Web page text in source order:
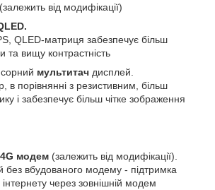
(залежить від модифікації)
QLED-матриця забезпечує більш
та вищу контрастність
мультитач дисплей.
в порівнянні з резистивним, більш
і забезпечує більш чітке зображення
модем (залежить від модифікації).
без вбудованого модему - підтримка
через зовнішній модем